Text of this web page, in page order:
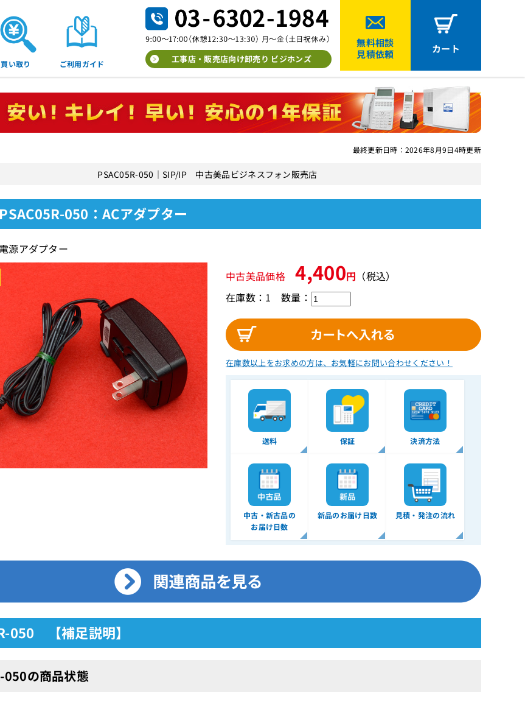
買い取り ご利用ガイド 工事店・販売店向け卸売り ビジホンズ
無料相談
見積依頼
カート
最終更新日時：2026年8月9日4時更新
PSAC05R-050｜SIP/IP 中古美品ビジネスフォン販売店
PSAC05R-050：ACアダプター
源アダプター
中古美品価格4,400円 （税込）
在庫数：1 数量：
在庫数以上をお求めの方は、 お気軽にお問い合わせください！
送料 保証 決済方法
中古・新古品の
お届け日数
新品のお届け日数 見積・発注の流れ
050 【補足説明】
050の商品状態